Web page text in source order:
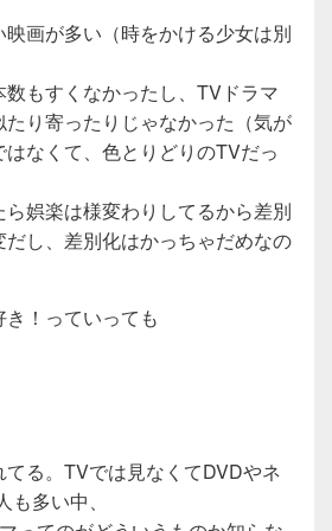
画が多い（時をかける少女は別
もすくなかったし、TVドラマ
たり寄ったりじゃなかった（気が
なくて、色とりどりのTVだっ
娯楽は様変わりしてるから差別
し、差別化はかっちゃだめなの
！っていっても
る。TVでは見なくてDVDやネ
多い中、